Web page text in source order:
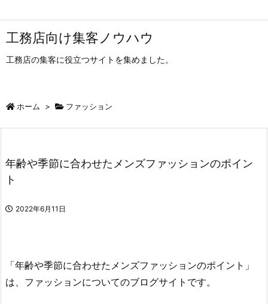
工務店向け集客ノウハウ
工務店の集客に役立つサイトを集めました。
ホーム > ファッション
年齢や季節に合わせたメンズファッションのポイン
ト
2022年6月11日
「年齢や季節に合わせたメンズファッションのポイント」
は、ファッションについてのブログサイトです。